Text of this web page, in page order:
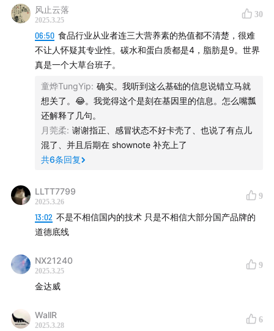
充足睡眠和适量运动。希望对你有所启发。
内容索引
风止云落
2025.3.25
30
06:50 食品行业从业者连三大营养素的热值都不清楚，很难
不让人怀疑其专业性。碳水和蛋白质都是4，脂肪是9。世界
真是一个大草台班子。
童烨TungYip: 确实。我听到这么基础的信息说错立马就
想关了。😂。我觉得这个是刻在基因里的信息。怎么嘴瓢
还解释了几句。
月莞柔: 谢谢指正、感冒状态不好卡壳了、也说了有点儿
混了、并且后期在 shownote 补充上了
共6条回复
LLTT7799
2025.3.26
9
13:02 不是不相信国内的技术 只是不相信大部分国产品牌的
道德底线
NX21240
2025.3.25
9
金达威
WallR
2025.3.28
6